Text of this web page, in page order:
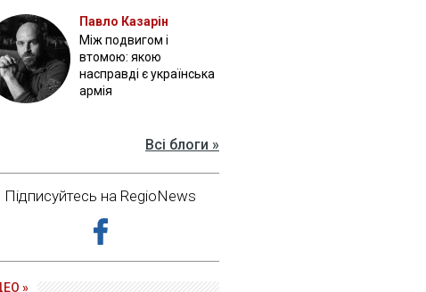
Павло Казарін
Між подвигом і
втомою: якою
насправді є українська
армія
Всі блоги »
Підписуйтесь на RegioNews
»